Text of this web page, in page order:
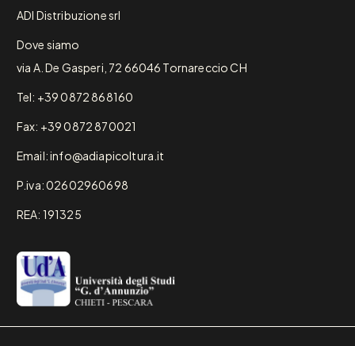
ADI Distribuzione srl
Dove siamo
via A. De Gasperi, 72 66046 Tornareccio CH
Tel: +39 0872 868160
Fax: +39 0872 870021
Email: info@adiapicoltura.it
P.iva: 02602960698
REA: 191325